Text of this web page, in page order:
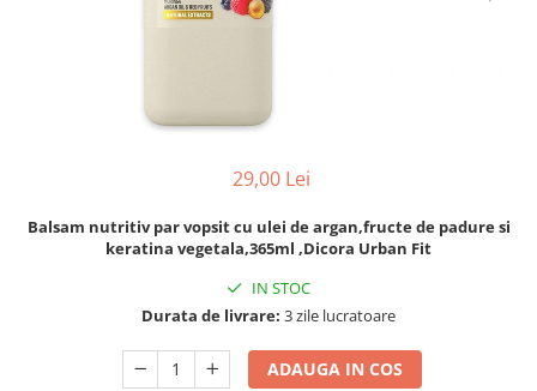
Articole si accesorii pentru baie si
Articole si accesorii pentru haine si
Articole menaj BACTERIA STOP
materiale reciclate
Odorizanti pentru baie
Pachete Odorizare
Dozatoare solutii igienizare si
Rola cearceaf medical si lavete
Role hartie industriala
Bureti pentru baie si accesorii
Betisoare urechi
Igiena Intima
Vopsea de par
29,00 Lei
Balsam nutritiv par vopsit cu ulei de argan,fructe de padure si
keratina vegetala,365ml ,Dicora Urban Fit
IN STOC
Durata de livrare: 3 zile lucratoare
ADAUGA IN COS